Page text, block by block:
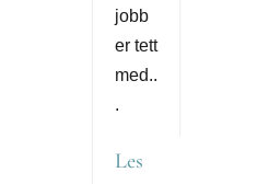
jobb
er tett
med..
.
Les